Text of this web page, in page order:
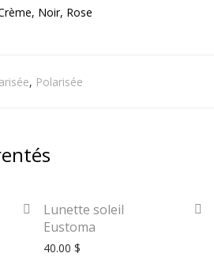
Noir, Rose
, Polarisée
Lunette soleil
Eustoma
40.00 $